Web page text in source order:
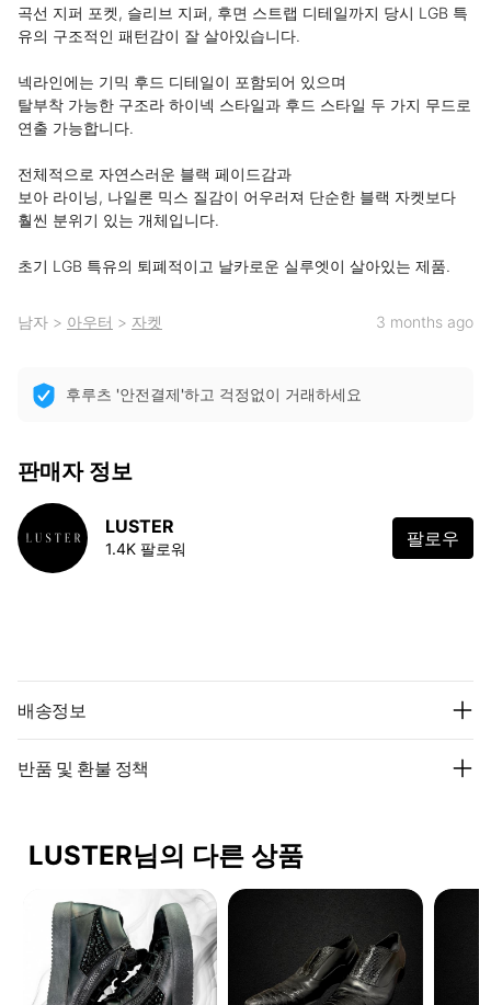
곡선 지퍼 포켓, 슬리브 지퍼, 후면 스트랩 디테일까지 당시 LGB 특
유의 구조적인 패턴감이 잘 살아있습니다.
넥라인에는 기믹 후드 디테일이 포함되어 있으며
탈부착 가능한 구조라 하이넥 스타일과 후드 스타일 두 가지 무드로
연출 가능합니다.
전체적으로 자연스러운 블랙 페이드감과
보아 라이닝, 나일론 믹스 질감이 어우러져 단순한 블랙 자켓보다
훨씬 분위기 있는 개체입니다.
초기 LGB 특유의 퇴폐적이고 날카로운 실루엣이 살아있는 제품.
남자 > 아우터 > 자켓 3 months ago
후루츠 '안전결제'하고 걱정없이 거래하세요
판매자 정보
LUSTER
1.4K 팔로워 팔로우
배송정보
반품 및 환불 정책
LUSTER님의 다른 상품